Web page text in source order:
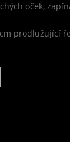
oček,
prodlužující